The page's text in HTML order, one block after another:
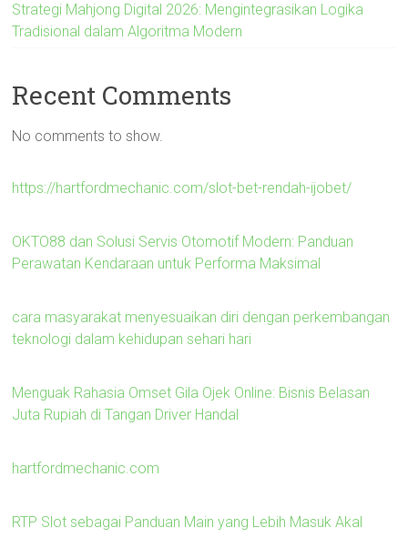
Strategi Mahjong Digital 2026: Mengintegrasikan Logika
Tradisional dalam Algoritma Modern
Recent Comments
No comments to show.
https://hartfordmechanic.com/slot-bet-rendah-ijobet/
OKTO88 dan Solusi Servis Otomotif Modern: Panduan
Perawatan Kendaraan untuk Performa Maksimal
cara masyarakat menyesuaikan diri dengan perkembangan
teknologi dalam kehidupan sehari hari
Menguak Rahasia Omset Gila Ojek Online: Bisnis Belasan
Juta Rupiah di Tangan Driver Handal
hartfordmechanic.com
RTP Slot sebagai Panduan Main yang Lebih Masuk Akal